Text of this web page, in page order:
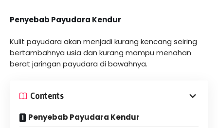
Penyebab Payudara Kendur
Kulit payudara akan menjadi kurang kencang seiring
bertambahnya usia dan kurang mampu menahan
berat jaringan payudara di bawahnya.
Contents
Penyebab Payudara Kendur